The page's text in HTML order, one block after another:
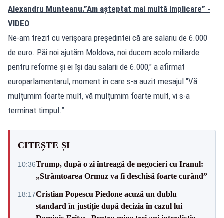
Alexandru Munteanu.”Am așteptat mai multă implicare” -
VIDEO
Ne-am trezit cu verișoara președintei că are salariu de 6.000
de euro. Păi noi ajutăm Moldova, noi ducem acolo miliarde
pentru reforme și ei își dau salarii de 6.000," a afirmat
europarlamentarul, moment în care s-a auzit mesajul "Vă
mulțumim foarte mult, vă mulțumim foarte mult, vi s-a
terminat timpul.”
CITEȘTE ȘI
10:36Trump, după o zi întreagă de negocieri cu Iranul:
„Strâmtoarea Ormuz va fi deschisă foarte curând”
18:17Cristian Popescu Piedone acuză un dublu
standard în justiție după decizia în cazul lui